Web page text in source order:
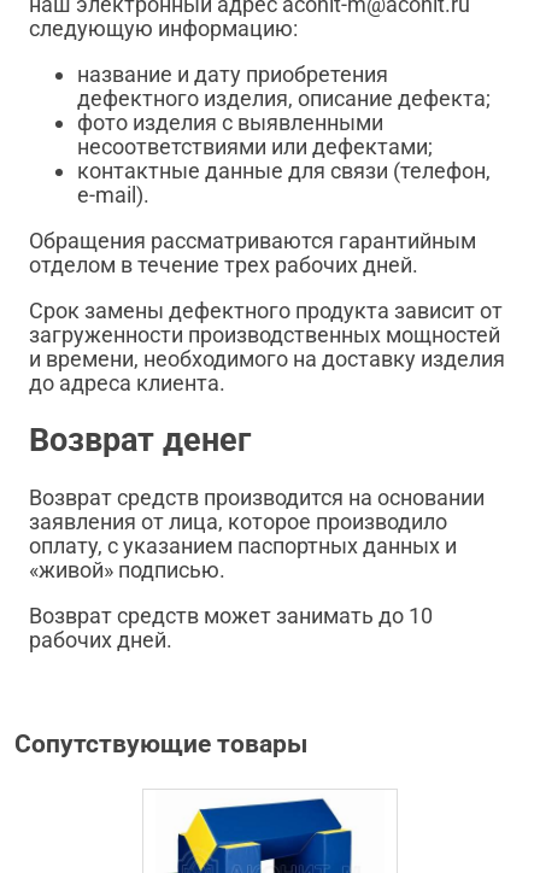
следующую информацию:
название и дату приобретения
дефектного изделия, описание дефекта;
фото изделия с выявленными
несоответствиями или дефектами;
контактные данные для связи (телефон,
e-mail).
Обращения рассматриваются гарантийным
отделом в течение трех рабочих дней.
Срок замены дефектного продукта зависит от
загруженности производственных мощностей
и времени, необходимого на доставку изделия
до адреса клиента.
Возврат денег
Возврат средств производится на основании
заявления от лица, которое производило
оплату, с указанием паспортных данных и
«живой» подписью.
Возврат средств может занимать до 10
рабочих дней.
Сопутствующие товары